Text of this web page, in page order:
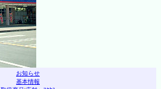
お知らせ
基本情報